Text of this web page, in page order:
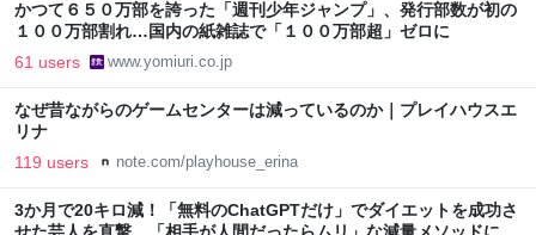
かつて６５０万部を誇った「週刊少年ジャンプ」、発行部数が初の
１００万部割れ…国内の紙雑誌で「１００万部超」ゼロに
61 users www.yomiuri.co.jp
なぜ昔ながらのゲームセンターは減っているのか｜プレイハウスエ
リナ
119 users note.com/playhouse_erina
3か月で20キロ減！「無料のChatGPTだけ」でダイエットを成功さ